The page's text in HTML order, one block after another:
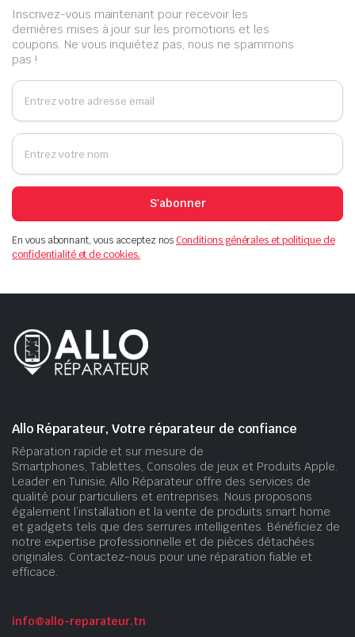
Inscrivez-vous maintenant pour recevoir les
dernières mises à jour sur les promotions et les
coupons. Ne vous inquiétez pas, nous ne spammons
pas !
S'abonner
En vous abonnant, vous acceptez nosConditions générales et politique de
confidentialité et de cookies.
Allo Réparateur, Votre réparateur de confiance
Réparation rapide et sur mesure de
Smartphones, Tablettes, Consoles de jeux et Produits Apple.
Leader en Tunisie, Allo Réparateur offre des services de
qualité pour particuliers et entreprises. Nous proposons
également l’installation et la vente de produits smart home
et gadgets tels que des serrures intelligentes. Bénéficiez de
notre expertise professionnelle et de pièces détachées
originales. Contactez-nous pour une réparation fiable et
efficace.
info@allo-reparateur.tn